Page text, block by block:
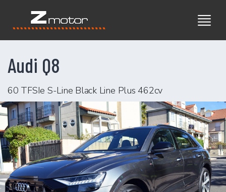
Audi Q8
60 TFSIe S-Line Black Line Plus 462cv